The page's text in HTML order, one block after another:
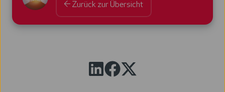
← Zurück zur Übersicht